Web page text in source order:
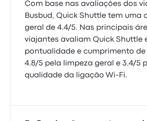
Com base nas avaliações dos
Busbud, Quick Shuttle tem uma
geral de 4.4/5. Nas principais
viajantes avaliam Quick Shuttle
pontualidade e cumprimento de
4.8/5 pela limpeza geral e 3.4/5
qualidade da ligação Wi-Fi.